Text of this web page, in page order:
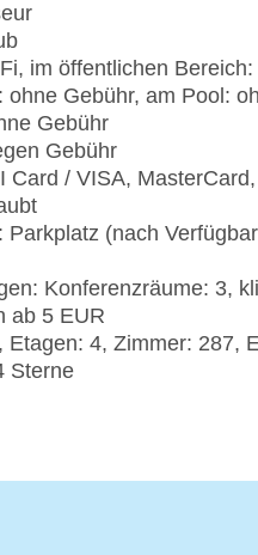
im öffentlichen
ohne Gebühr, am Pool:
Gebühr
Gebühr
Card / VISA,
Parkplatz (nach
Konferenzräume: 3,
ab 5 EUR
Etagen: 4, Zimmer: 287,
Sterne